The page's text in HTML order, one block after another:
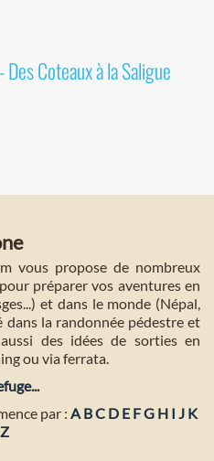
Coteaux à la Saligue
vous propose de nombreux
préparer vos aventures en
et dans le monde (Népal,
dans la randonnée pédestre et
des idées de sorties en
ou via ferrata.
par : A BC D E FG H I J K
Z